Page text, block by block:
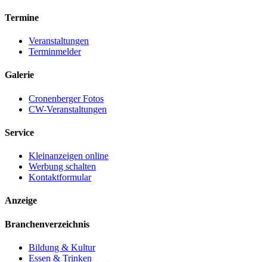
Termine
Veranstaltungen
Terminmelder
Galerie
Cronenberger Fotos
CW-Veranstaltungen
Service
Kleinanzeigen online
Werbung schalten
Kontaktformular
Anzeige
Branchenverzeichnis
Bildung & Kultur
Essen & Trinken